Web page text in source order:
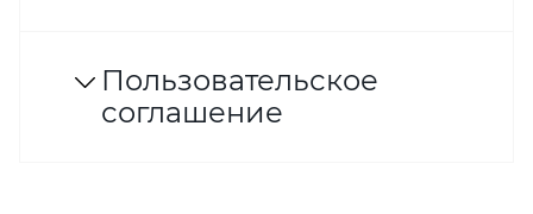
Пользовательское
соглашение